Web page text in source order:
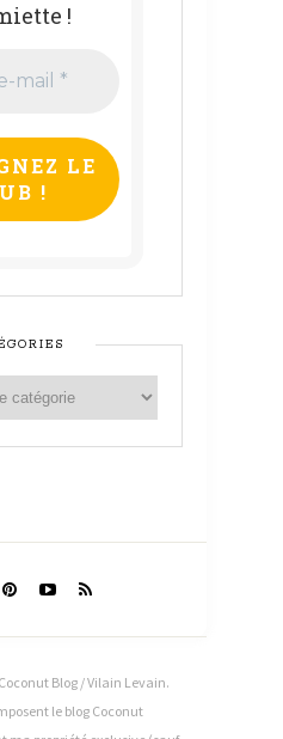
!
Blog / Vilain Levain.
le blog Coconut